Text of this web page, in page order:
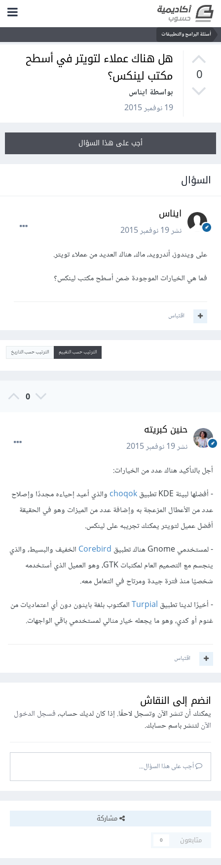
أسئلة البرامج والتطبيقات
0
هل هناك عملاء لتويتر في أسطح
مكتب لينكس؟
بواسطة ايناس
19 نوفمبر 2015
أجب على هذا السؤال
السؤال
ايناس
نشر19 نوفمبر 2015
على ويندوز، أندرويد، ماك، هناك العديد من عملاء تويتر.
فما هي الخيارات الموجودة ضمن أسطح مكتب لينكس؟
اقتباس
الترتيب حسب التقييم الترتيب حسب التاريخ
0
حنين كبريته
نشر19 نوفمبر 2015
أجل بالتأكيد هناك عدد من الخيارات:
- أفضلها لبيئة KDE تطبيق
choqokوالذي أعيد إحياءه مجددًا وإصلاح
عدد من الأعطال المزعجة به وإضافة عدد من الميزات وهو في الحقيقة
أفضل عميل لتويتر يمكنك تجريبه على لينكس.
- لمستخدمي Gnome هناك تطبيق
Corebirdالخفيف والبسيط، والذي
ينجسم مع التصميم العام لمكتبات GTK، وهو العميل الذي أستخدمه
شخصيًا منذ فترة جيدة ومرتاح في التعامل معه.
- أخيرًا لدينا تطبيق Turpialالمكتوب بلغة بايثون دون أي اعتماديات من
غنوم أو كدي، وهو ما يجعله خيار مثالي لمستخدمي باقي الواجهات.
اقتباس
انضم إلى النقاش
يمكنك أن تنشر الآن وتسجل لاحقًا. إذا كان لديك حساب،فسجل الدخول
الآنلتنشر باسم حسابك.
أجب على هذا السؤال...
مشاركة
متابعون
0